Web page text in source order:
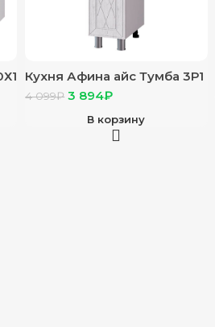
Кухня Афина айс Тумба 3Р1
корп белый, фасад 3Р1
Афина айс стол 0,3
4 099₽ 3 894₽
В корзину